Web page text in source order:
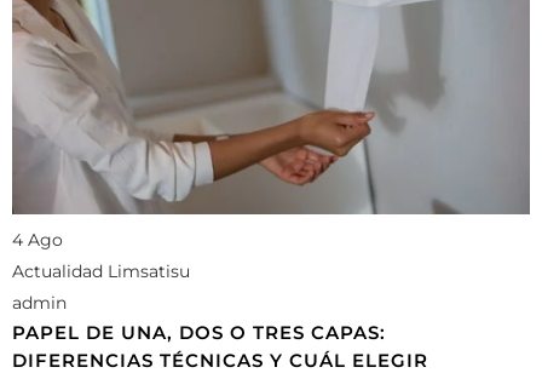
4 Ago
Actualidad Limsatisu
admin
PAPEL DE UNA, DOS O TRES CAPAS:
DIFERENCIAS TÉCNICAS Y CUÁL ELEGIR